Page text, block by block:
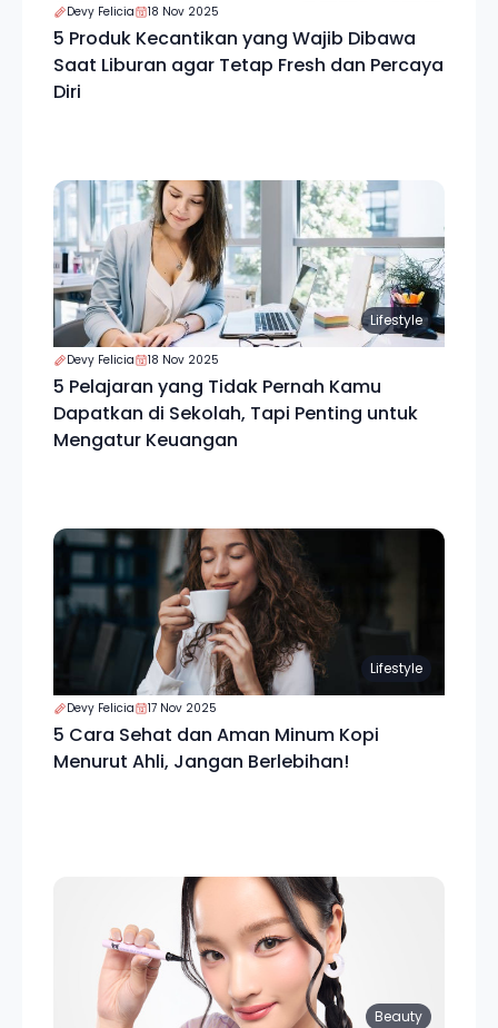
Devy Felicia 18 Nov 2025
5 Produk Kecantikan yang Wajib Dibawa
Saat Liburan agar Tetap Fresh dan Percaya
Diri
Lifestyle
Devy Felicia 18 Nov 2025
5 Pelajaran yang Tidak Pernah Kamu
Dapatkan di Sekolah, Tapi Penting untuk
Mengatur Keuangan
Lifestyle
Devy Felicia 17 Nov 2025
5 Cara Sehat dan Aman Minum Kopi
Menurut Ahli, Jangan Berlebihan!
Beauty